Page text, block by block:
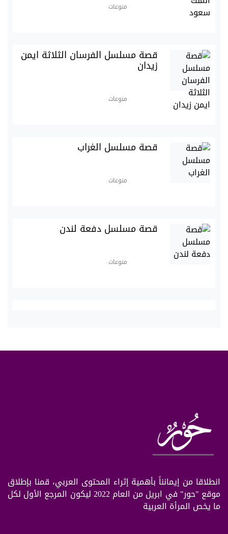
منوعات
قصة مسلسل الفرسان الثلاثة ايمن
زيدان
منوعات
قصة مسلسل الغراب
منوعات
قصة مسلسل دفعة لندن
منوعات
انطلاقا من إيمانناً بأهمية إثراء المحتوى العربي، قمنا بإطلاق
موقع "حور" في ابريل من العام 2022 ليكون المرجع الأول لكل
ما يخص المرأة العربية